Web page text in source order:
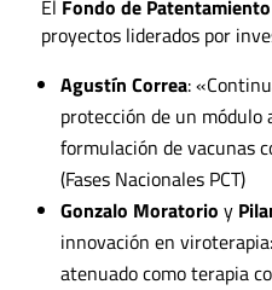
El Fondo de Patentamiento
proyectos liderados por
Agustín Correa:
protección de un
formulación de vacunas
(Fases Nacionales PCT)
Gonzalo Moratorio y
innovación en
atenuado como terapia